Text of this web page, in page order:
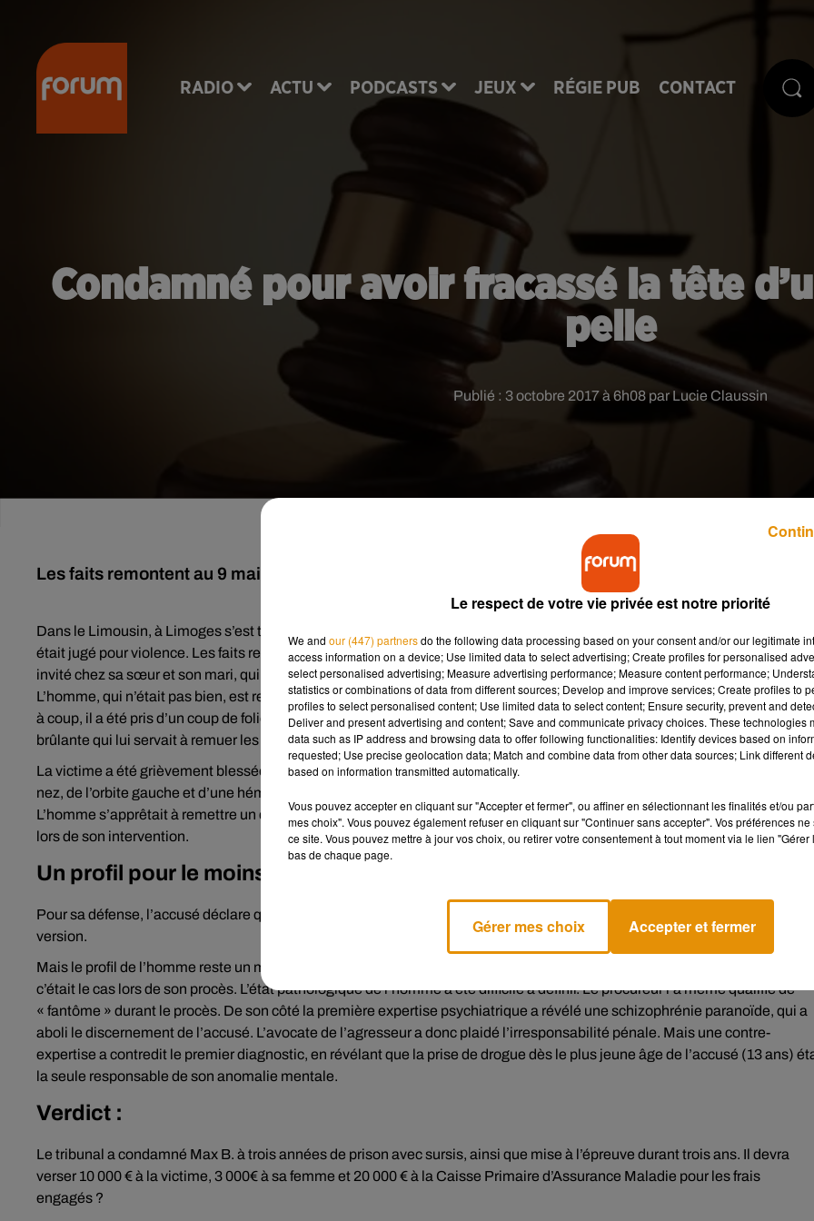
RADIO ACTU PODCASTS JEUX RÉGIE PUB CONTACT
Condamné pour avoir fracassé la tête
pelle
Publié : 3 octobre 2017 à 6h08 par Lucie Claussin
Les faits remontent au 9 mai 2014
Dans le Limousin, à Limoges s’est tenu un procès pour le moins complexe et inattendu. Un homme, Max B. âgé de 26 ans y
était jugé pour violence. Les faits remontent au 9 mai 2014. L’accusé venait de sortir de prison et se trouvait affaibli. Il a été
invité chez sa sœur et son mari, qui faisaient une immense fête sur trois jours, dans un petit village en Haute-Vienne.
L’homme, qui n’était pas bien, est resté dans son coin toute la soirée. Il s’était occupé discrètement du barbecue. Quand
à coup, il a été pris d’un coup de folie et a frappé très violemment et sans raison un des invités au visage, avec la pelle
brûlante qui lui servait à remuer les braises.
La victime a été grièvement blessée. Elle souffrait d’un traumatisme cranio-facial, de nombreuses fractures des sinus, du
nez, de l’orbite gauche et d’une hémorragie. C’est la femme de la victime qui est intervenue en bondissant sur l’agresseur.
L’homme s’apprêtait à remettre un deuxième coup de pelle à la victime. La femme de la victime a quant à elle perdu une
lors de son intervention.
Un profil pour le moins particulier :
Pour sa défense, l’accusé déclare que c’est la victime qui a porté le premier coup. Tous les témoignages contredisent cette
version.
Mais le profil de l’homme reste un mystère. L’homme paraît déconnecté de la réalité, comme absent en permanence. Et
c’était le cas lors de son procès. L’état pathologique de l’homme a été difficile à définir. Le procureur l’a même qualifié de
« fantôme » durant le procès. De son côté la première expertise psychiatrique a révélé une schizophrénie paranoïde, qui a
aboli le discernement de l’accusé. L’avocate de l’agresseur a donc plaidé l’irresponsabilité pénale. Mais une contre-
expertise a contredit le premier diagnostic, en révélant que la prise de drogue dès le plus jeune âge de l’accusé (13 ans)
la seule responsable de son anomalie mentale.
Verdict :
Le tribunal a condamné Max B. à trois années de prison avec sursis, ainsi que mise à l’épreuve durant trois ans. Il devra
verser 10 000 € à la victime, 3 000€ à sa femme et 20 000 € à la Caisse Primaire d’Assurance Maladie pour les frais
engagés ?
Le respect de votre vie privée est notre priorité
We and our (447) partnersdo the following data processing based on your consent and/or our legitimate
access information on a device; Use limited data to select advertising; Create profiles for personalised
select personalised advertising; Measure advertising performance; Measure content performance;
statistics or combinations of data from different sources; Develop and improve services; Create profiles to
profiles to select personalised content; Use limited data to select content; Ensure security, prevent and
Deliver and present advertising and content; Save and communicate privacy choices. These technologies
data such as IP address and browsing data to offer following functionalities: Identify devices based on
requested; Use precise geolocation data; Match and combine data from other data sources; Link different
based on information transmitted automatically.
Vous pouvez accepter en cliquant sur "Accepter et fermer", ou affiner en sélectionnant les finalités et/ou
mes choix". Vous pouvez également refuser en cliquant sur "Continuer sans accepter". Vos préférences
ce site. Vous pouvez mettre à jour vos choix, ou retirer votre consentement à tout moment via le lien
bas de chaque page.
Gérer mes choix Accepter et fermer